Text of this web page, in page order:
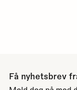
Få nyhetsbrev